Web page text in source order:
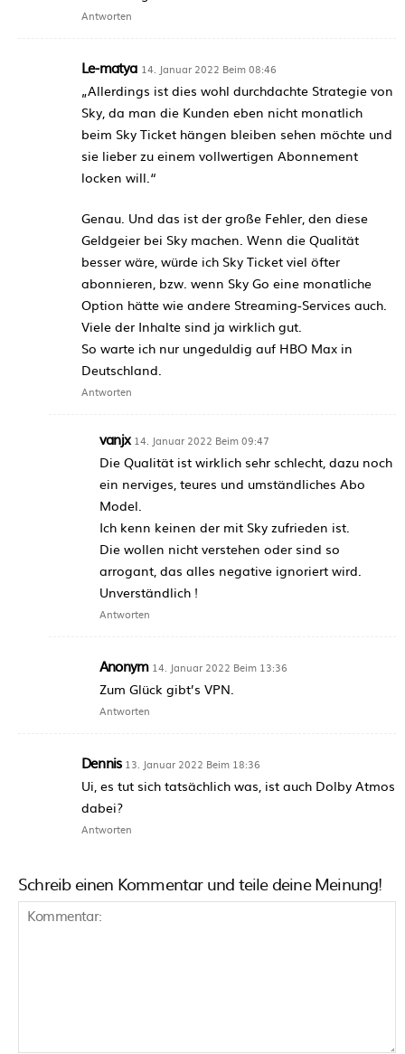
Antworten
Le-matya 14. Januar 2022 Beim 08:46
„Allerdings ist dies wohl durchdachte Strategie von
Sky, da man die Kunden eben nicht monatlich
beim Sky Ticket hängen bleiben sehen möchte und
sie lieber zu einem vollwertigen Abonnement
locken will.“
Genau. Und das ist der große Fehler, den diese
Geldgeier bei Sky machen. Wenn die Qualität
besser wäre, würde ich Sky Ticket viel öfter
abonnieren, bzw. wenn Sky Go eine monatliche
Option hätte wie andere Streaming-Services auch.
Viele der Inhalte sind ja wirklich gut.
So warte ich nur ungeduldig auf HBO Max in
Deutschland.
Antworten
vanjx 14. Januar 2022 Beim 09:47
Die Qualität ist wirklich sehr schlecht, dazu noch
ein nerviges, teures und umständliches Abo
Model.
Ich kenn keinen der mit Sky zufrieden ist.
Die wollen nicht verstehen oder sind so
arrogant, das alles negative ignoriert wird.
Unverständlich !
Antworten
Anonym 14. Januar 2022 Beim 13:36
Zum Glück gibt’s VPN.
Antworten
Dennis 13. Januar 2022 Beim 18:36
Ui, es tut sich tatsächlich was, ist auch Dolby Atmos
dabei?
Antworten
Schreib einen Kommentar und teile deine Meinung!